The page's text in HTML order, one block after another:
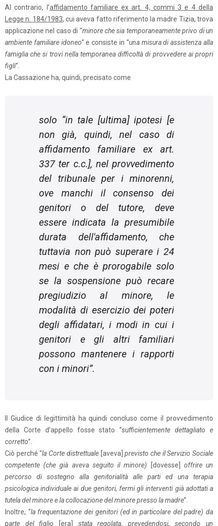
Al contrario, l’affidamento familiare ex art. 4, commi 3 e 4 della
Legge n. 184/1983, cui aveva fatto riferimento la madre Tizia, trova
applicazione nel caso di “minore che sia temporaneamente privo di un
ambiente familiare idoneo” e consiste in “una misura di assistenza alla
famiglia che si trovi nella temporanea difficoltà di provvedere ai propri
figli”.
La Cassazione ha, quindi, precisato come
solo “in tale [ultima]ipotesi [e
non già, quindi, nel caso di
affidamento familiare ex art.
337 ter c.c.], nel provvedimento
del tribunale per i minorenni,
ove manchi il consenso dei
genitori o del tutore, deve
essere indicata la presumibile
durata dell'affidamento, che
tuttavia non può superare i 24
mesi e che è prorogabile solo
se la sospensione può recare
pregiudizio al minore, le
modalità di esercizio dei poteri
degli affidatari, i modi in cui i
genitori e gli altri familiari
possono mantenere i rapporti
con i minori”.
Il Giudice di legittimità ha quindi concluso come il provvedimento
della Corte d’appello fosse stato “sufficientemente dettagliato e
corretto”.
Ciò perché “la Corte distrettuale[aveva]previsto che il Servizio Sociale
competente (che già aveva seguito il minore) [dovesse] offrire un
percorso di sostegno alla genitorialità alle parti ed una terapia
psicologica individuale ai due genitori, fermi gli interventi già adottati a
tutela del minore e la collocazione del minore presso la madre”.
Inoltre, “la frequentazione dei genitori (ed in particolare del padre) da
parte del figlio [era] stata regolata, prevedendosi, secondo un